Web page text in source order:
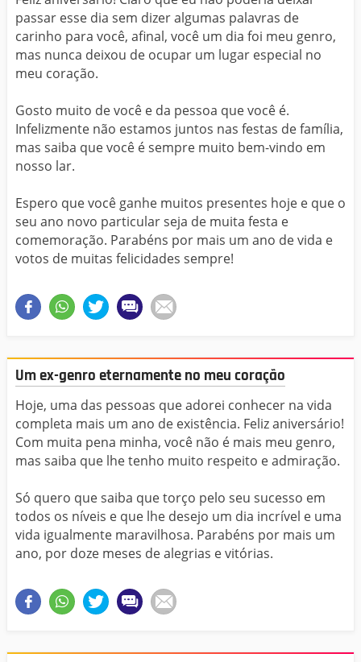
passar esse dia sem dizer algumas palavras de
carinho para você, afinal, você um dia foi meu genro,
mas nunca deixou de ocupar um lugar especial no
meu coração.
Gosto muito de você e da pessoa que você é.
Infelizmente não estamos juntos nas festas de família,
mas saiba que você é sempre muito bem-vindo em
nosso lar.
Espero que você ganhe muitos presentes hoje e que o
seu ano novo particular seja de muita festa e
comemoração. Parabéns por mais um ano de vida e
votos de muitas felicidades sempre!
Um ex-genro eternamente no meu coração
Hoje, uma das pessoas que adorei conhecer na vida
completa mais um ano de existência. Feliz aniversário!
Com muita pena minha, você não é mais meu genro,
mas saiba que lhe tenho muito respeito e admiração.
Só quero que saiba que torço pelo seu sucesso em
todos os níveis e que lhe desejo um dia incrível e uma
vida igualmente maravilhosa. Parabéns por mais um
ano, por doze meses de alegrias e vitórias.